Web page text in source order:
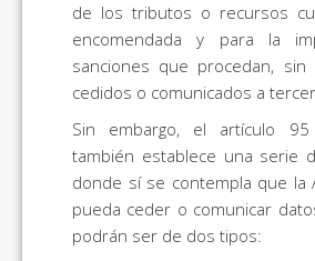
de los tributos o recursos
encomendada y para la
sanciones que procedan,
cedidos o comunicados a
Sin embargo, el artículo
también establece una serie
donde sí se contempla que la
pueda ceder o comunicar
podrán ser de dos tipos: